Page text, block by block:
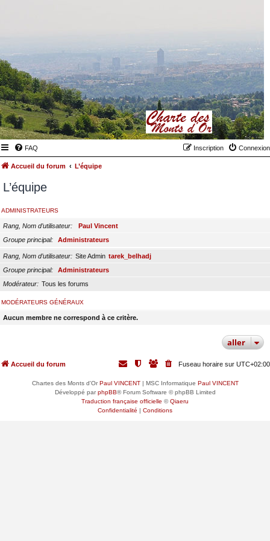
FAQ Connexion
Inscription
Accueil du forum L’équipe
L’équipe
ADMINISTRATEURS
Rang, Nom d’utilisateur
Paul Vincent
Groupe principal
Administrateurs
Rang, Nom d’utilisateur Site Admin tarek_belhadj
Groupe principal
Administrateurs
Modérateur
Tous les forums
MODÉRATEURS GÉNÉRAUX
Aucun membre ne correspond à ce critère.
aller
Accueil du forum Fuseau horaire sur UTC+02:00
Chartes des Monts d'OrPaul VINCENT| MSC Informatique Paul VINCENT
Développé parphpBB® Forum Software © phpBB Limited
Traduction française officielle ©Qiaeru
Confidentialité | Conditions